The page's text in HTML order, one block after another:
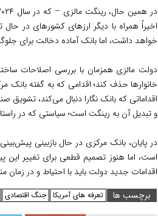
اخیراً همراه با دیگر ارزهای کشورهای در
خواهد داشت، اما بانک آماده دخالت برای
اقداماتی که بانک نگارا دنبال می‌کند، تشویق
و تبدیل آن به رینگت است؛ سیاستی که در
است، اما هنوز تصمیم قطعی برای تغییر این
اقدامات جدید دولت باید با احتیاط و در
برچسب ها
تعرفه های آمریکا جنگ اقتصادی